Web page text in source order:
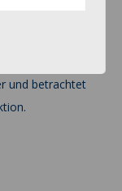
der
setzt
Fragestellungen
und betrachtet